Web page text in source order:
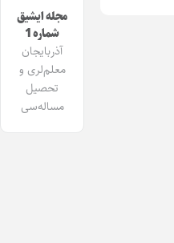
مجله ایشیق
شماره 1
آذربایجان
معلم‌لری و
تحصیل
مساله‌سی